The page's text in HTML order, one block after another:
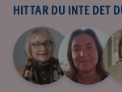
svar
HITTAR DU INTE DET
Aina
Johnsson
|
Anne
Andersson